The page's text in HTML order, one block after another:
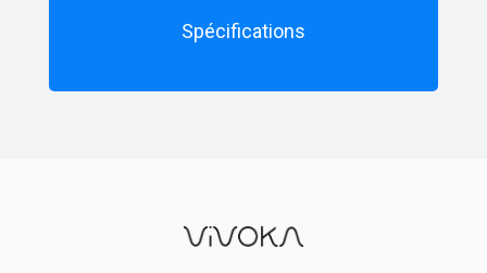
Spécifications